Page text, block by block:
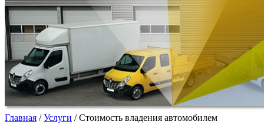
Главная /Услуги /Стоимость владения автомобилем